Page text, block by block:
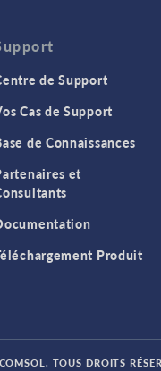
de Support
Cas de Support
de Connaissances
et
Produit
TOUS DROITS